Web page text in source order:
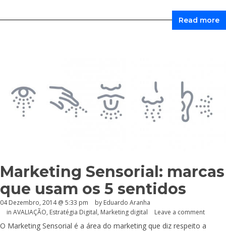
Read more
Marketing Sensorial: marcas
que usam os 5 sentidos
04 Dezembro, 2014 @ 5:33 pm by Eduardo Aranha
in AVALIAÇÃO, Estratégia Digital, Marketing digital Leave a comment
O Marketing Sensorial é a área do marketing que diz respeito a